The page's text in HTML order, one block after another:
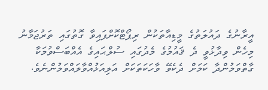
އީރާނުގެ ދައުލަތުގެ މީޑިއާތަކުން ރިޕޯޓްކޮށްފައިވާ ގޮތުގައި ތަރުޖަމާނު
މިހެން ވިދާޅުވީ ދެ ޤައުމުގެ މެދުގައި ސުލްޙައިގެ އެއްބަސްވުމަކާ
ގާތްވަމުންދާ ކަމަށް ދެކެވޭ ވާހަކަތަކަށް އަލިއަޅުއްވާލައްވަމުންނެވެ.